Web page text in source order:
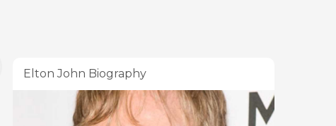
Elton John Biography